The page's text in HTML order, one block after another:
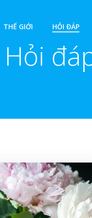
THẾ GIỚI HỎI ĐÁP
Hỏi